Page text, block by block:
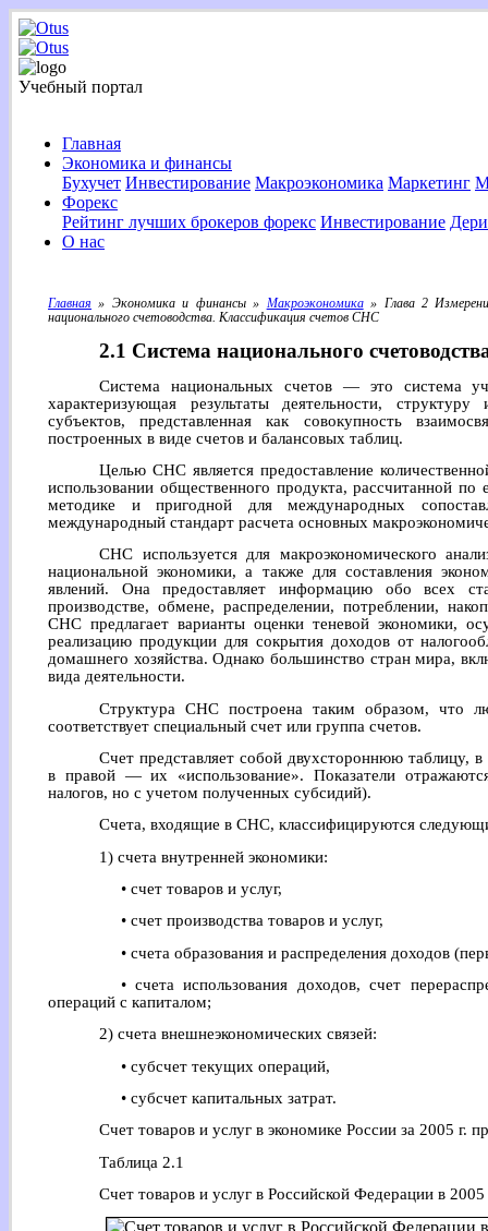
Учебный портал
Главная
Экономика и финансы
Бухучет Инвестирование Макроэкономика Маркетинг
Форекс
Рейтинг лучших брокеров форекс Инвестирование
О нас
Главная » Экономика и финансы » Макроэкономика» Глава 2
национального счетоводства. Классификация счетов СНС
2.1 Система национального
Система национальных счетов — это система
характеризующая результаты деятельности,
субъектов, представленная как совокупность
построенных в виде счетов и балансовых таблиц.
Целью СНС является предоставление
использовании общественного продукта, рассчитанной
методике и пригодной для международных
международный стандарт расчета основных
СНС используется для макроэкономического
национальной экономики, а также для составления
явлений. Она предоставляет информацию обо всех
производстве, обмене, распределении, потреблении,
СНС предлагает варианты оценки теневой экономики,
реализацию продукции для сокрытия доходов от
домашнего хозяйства. Однако большинство стран мира,
вида деятельности.
Структура СНС построена таким образом, что
соответствует специальный счет или группа счетов.
Счет представляет собой двухстороннюю таблицу,
в правой — их «использование». Показатели
налогов, но с учетом полученных субсидий).
Счета, входящие в СНС, классифицируются
1) счета внутренней экономики:
• счет товаров и услуг,
• счет производства товаров и услуг,
• счета образования и распределения доходов
• счета использования доходов, счет
операций с капиталом;
2) счета внешнеэкономических связей:
• субсчет текущих операций,
• субсчет капитальных затрат.
Счет товаров и услуг в экономике России за 2005 г.
Таблица 2.1
Счет товаров и услуг в Российской Федерации в